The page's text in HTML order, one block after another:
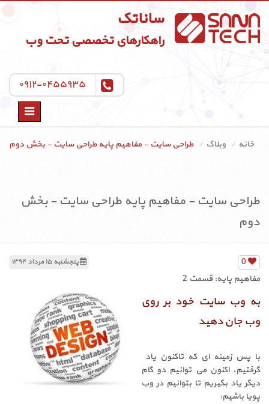
ساناتک
راهکارهای تخصصی تحت وب
۰۹۱۲-۰۴۵۵۹۳۵
Toggle
خانه
وبلاگ طراحی سایت - مفاهیم پایه طراحی سایت - بخش دوم
طراحی سایت - مفاهیم پایه طراحی سایت - بخش
دوم
پنجشنبه ۱۵ مرداد ۱۳۹۴
0
مفاهیم پایه: قسمت 2
به وب سایت خود بر روی
وب جان دهید
با پس زمینه ای که تاکنون یاد
گرفتیم، اکنون می توانیم دو گام
دیگر یاد بگیریم تا بتوانیم در وب
پویا باشیم: